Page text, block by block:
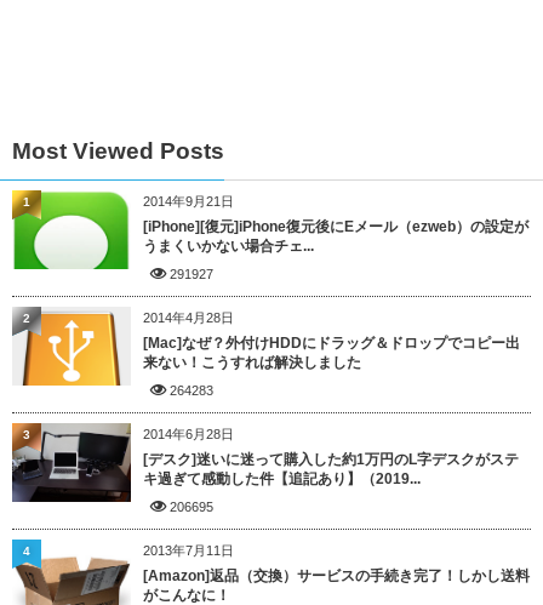
Most Viewed Posts
2014年9月21日
[iPhone][復元]iPhone復元後にEメール（ezweb）の設定が
うまくいかない場合チェ...
291927
1
2014年4月28日
[Mac]なぜ？外付けHDDにドラッグ＆ドロップでコピー出
来ない！こうすれば解決しました
264283
2
2014年6月28日
[デスク]迷いに迷って購入した約1万円のL字デスクがステ
キ過ぎて感動した件【追記あり】（2019...
206695
3
2013年7月11日
[Amazon]返品（交換）サービスの手続き完了！しかし送料
がこんなに！
4